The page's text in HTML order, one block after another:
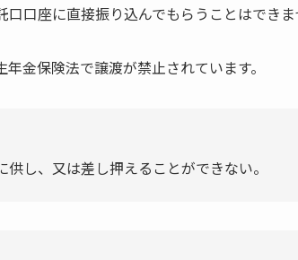
口座に直接振り込んでもらうことはでき
金保険法で譲渡が禁止されています。
し、又は差し押えることができない。